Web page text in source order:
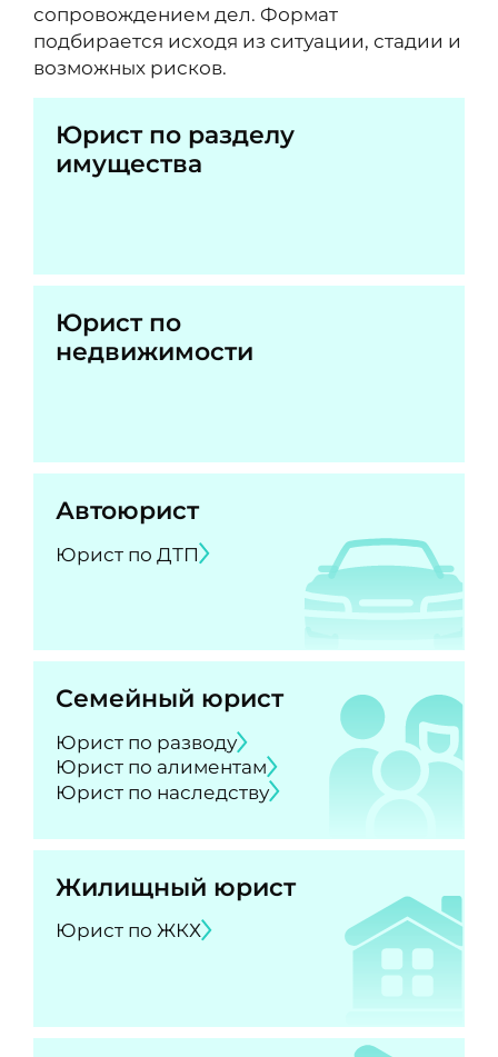
сопровождением дел. Формат
подбирается исходя из ситуации, стадии и
возможных рисков.
Юрист по разделу
имущества
Юрист по
недвижимости
Автоюрист
Юрист по ДТП
Семейный юрист
Юрист по разводу
Юрист по алиментам
Юрист по наследству
Жилищный юрист
Юрист по ЖКХ